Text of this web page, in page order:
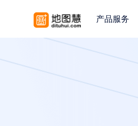
产品服务